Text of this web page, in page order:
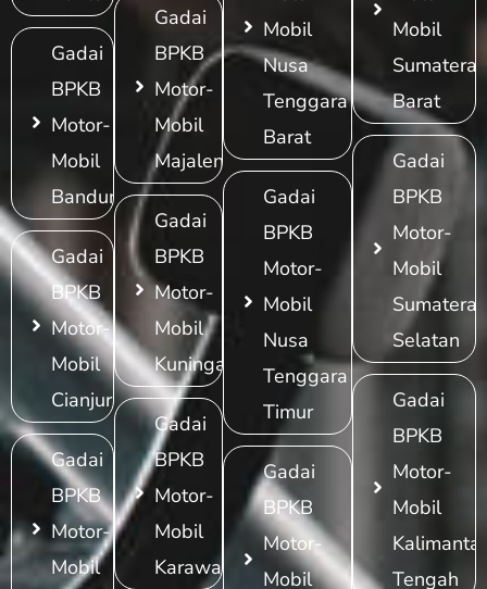
Gadai
BPKB
Motor-
Mobil
Bandung
Gadai
BPKB
Motor-
Mobil
Cianjur
Gadai
BPKB
Motor-
Mobil
Gadai
BPKB
Motor-
Mobil
Majalengka
Gadai
BPKB
Motor-
Mobil
Kuningan
Gadai
BPKB
Motor-
Mobil
Karawang
Mobil
Nusa
Tenggara
Barat
Gadai
BPKB
Motor-
Mobil
Nusa
Tenggara
Timur
Gadai
BPKB
Motor-
Mobil
Mobil
Sumatera
Barat
Gadai
BPKB
Motor-
Mobil
Sumatera
Selatan
Gadai
BPKB
Motor-
Mobil
Tengah